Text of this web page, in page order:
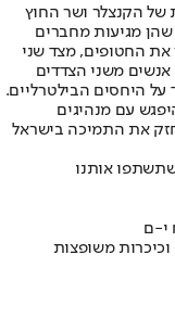
של הקנצלר ושר החוץ
מגיעות מחברים
את החטופים, מצד שני
משני הצדדים
על היחסים הבילטרליים.
עם מנהיגים
את התמיכה בישראל
אותנו
י-ם
משופצות